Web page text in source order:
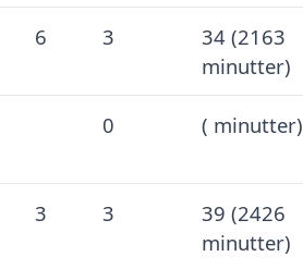
6 3
34 (2163
minutter)
0 ( minutter)
3 3
39 (2426
minutter)